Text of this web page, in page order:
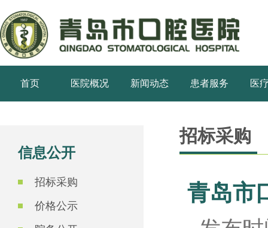
首页 医院概况 新闻动态 患者服务 医
信息公开
招标采购
价格公示
招标采购
青岛市